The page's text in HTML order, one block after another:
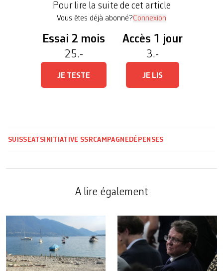
Pour lire la suite de cet article
Vous êtes déjà abonné?Connexion
Essai 2 mois
25.-
JE TESTE
Accès 1 jour
3.-
JE LIS
SUISSEATS INITIATIVE SSRCAMPAGNE DÉPENSES
A lire également